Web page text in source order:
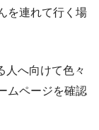
を連れて行く場
人へ向けて色々
ムページを確認